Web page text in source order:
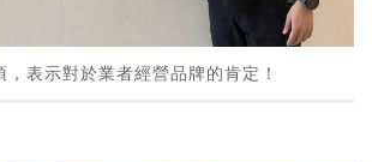
，表示對於業者經營品牌的肯定！